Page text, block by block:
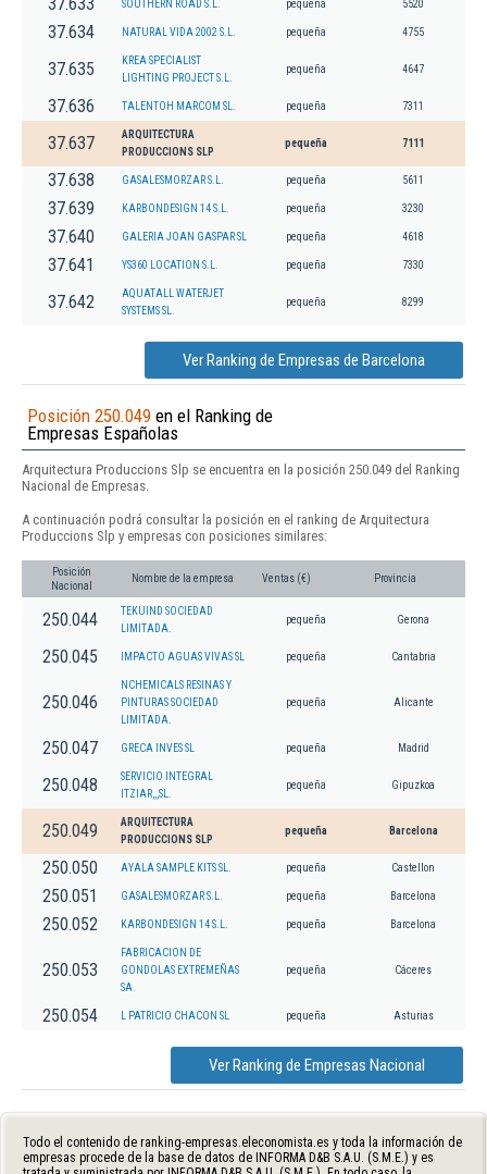
37.633 SOUTHERN ROAD S.L. pequeña 5520
37.634 NATURAL VIDA 2002 S.L. pequeña 4755
37.635
KREA SPECIALIST
LIGHTING PROJECT S.L.
pequeña 4647
37.636 TALENTOH MARCOM SL. pequeña 7311
37.637
ARQUITECTURA
PRODUCCIONS SLP
pequeña 7111
37.638 GASALESMORZAR S.L. pequeña 5611
37.639 KARBONDESIGN 14 S.L. pequeña 3230
37.640 GALERIA JOAN GASPAR SL pequeña 4618
37.641 YS360 LOCATION S.L. pequeña 7330
37.642
AQUATALL WATERJET
SYSTEMS SL.
pequeña 8299
Ver Ranking de Empresas de Barcelona
Posición 250.049 en el Ranking de
Empresas Españolas
Arquitectura Produccions Slp se encuentra en la posición 250.049 del Ranking
Nacional de Empresas.
A continuación podrá consultar la posición en el ranking de Arquitectura
Produccions Slp y empresas con posiciones similares:
Posición
Nacional
Nombre de la empresa Ventas (€) Provincia
250.044
TEKUIND SOCIEDAD
LIMITADA.
pequeña Gerona
250.045 IMPACTO AGUAS VIVAS SL pequeña Cantabria
250.046
NCHEMICALS RESINAS Y
PINTURAS SOCIEDAD
LIMITADA.
pequeña Alicante
250.047 GRECA INVES SL pequeña Madrid
250.048
SERVICIO INTEGRAL
ITZIAR,,,SL.
pequeña Gipuzkoa
250.049
ARQUITECTURA
PRODUCCIONS SLP
pequeña Barcelona
250.050 AYALA SAMPLE KITS SL. pequeña Castellon
250.051 GASALESMORZAR S.L. pequeña Barcelona
250.052 KARBONDESIGN 14 S.L. pequeña Barcelona
250.053
FABRICACION DE
GONDOLAS EXTREMEÑAS
SA.
pequeña Cáceres
250.054 L PATRICIO CHACON SL pequeña Asturias
Ver Ranking de Empresas Nacional
Todo el contenido de ranking-empresas.eleconomista.es y toda la información de
empresas procede de la base de datos de INFORMA D&B S.A.U. (S.M.E.) y es